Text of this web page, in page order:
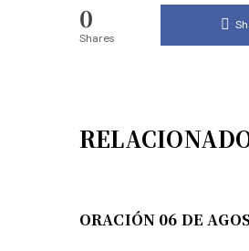
0
Shares
ORACIÓN 06 DE